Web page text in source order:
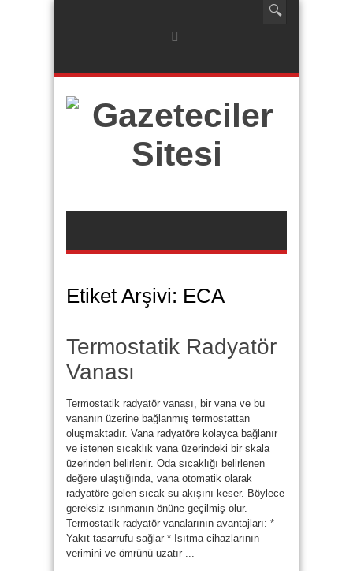
Etiket Arşivi: ECA
Termostatik Radyatör
Vanası
Termostatik radyatör vanası, bir vana ve bu
vananın üzerine bağlanmış termostattan
oluşmaktadır. Vana radyatöre kolayca bağlanır
ve istenen sıcaklık vana üzerindeki bir skala
üzerinden belirlenir. Oda sıcaklığı belirlenen
değere ulaştığında, vana otomatik olarak
radyatöre gelen sıcak su akışını keser. Böylece
gereksiz ısınmanın önüne geçilmiş olur.
Termostatik radyatör vanalarının avantajları: *
Yakıt tasarrufu sağlar * Isıtma cihazlarının
verimini ve ömrünü uzatır ...